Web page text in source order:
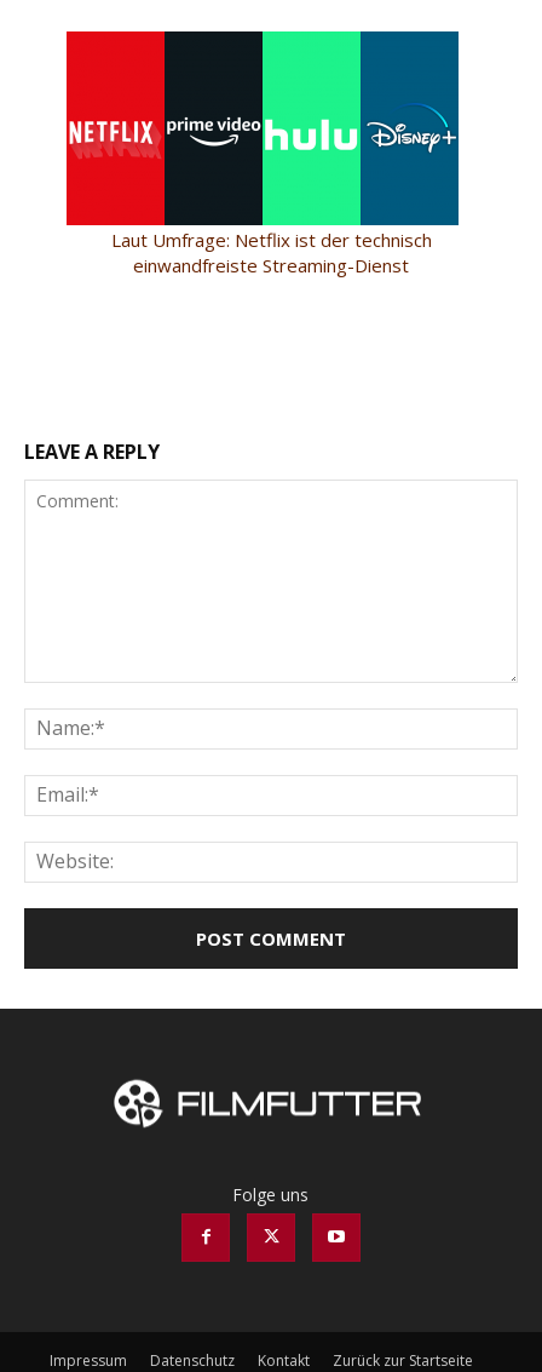
Laut Umfrage: Netflix ist der technisch
einwandfreiste Streaming-Dienst
LEAVE A REPLY
Folge uns
Impressum Datenschutz Kontakt Zurück zur Startseite